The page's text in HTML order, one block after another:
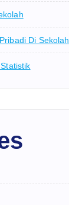
Di Sekolah